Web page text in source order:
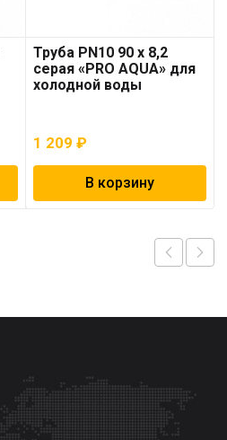
Труба PN10 90 x 8,2
серая «PRO AQUA» для
холодной воды
1 209₽
В корзину